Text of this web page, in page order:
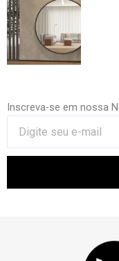
Inscreva-se em nossa